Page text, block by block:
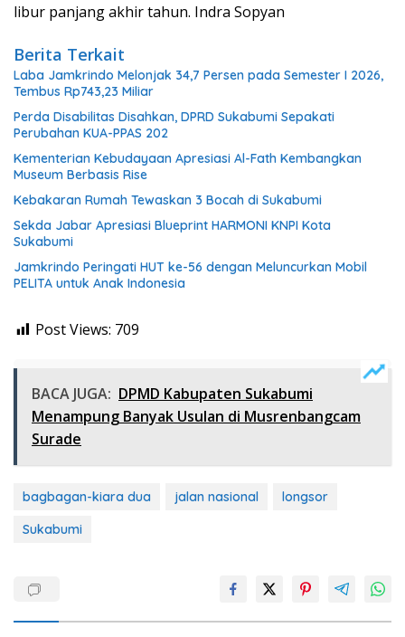
libur panjang akhir tahun. Indra Sopyan
Berita Terkait
Laba Jamkrindo Melonjak 34,7 Persen pada Semester I 2026,
Tembus Rp743,23 Miliar
Perda Disabilitas Disahkan, DPRD Sukabumi Sepakati
Perubahan KUA-PPAS 202
Kementerian Kebudayaan Apresiasi Al-Fath Kembangkan
Museum Berbasis Rise
Kebakaran Rumah Tewaskan 3 Bocah di Sukabumi
Sekda Jabar Apresiasi Blueprint HARMONI KNPI Kota
Sukabumi
Jamkrindo Peringati HUT ke-56 dengan Meluncurkan Mobil
PELITA untuk Anak Indonesia
Post Views: 709
BACA JUGA: DPMD Kabupaten Sukabumi
Menampung Banyak Usulan di Musrenbangcam
Surade
bagbagan-kiara dua jalan nasional
longsor
Sukabumi